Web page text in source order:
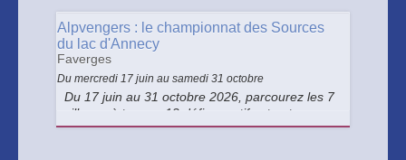
Alpvengers : le championnat des Sources
du lac d'Annecy
Faverges
Du mercredi 17 juin au samedi 31 octobre
Du 17 juin au 31 octobre 2026, parcourez les 7
villages à travers 12 défis sportifs et nature,
cumulez des points, débloquez des